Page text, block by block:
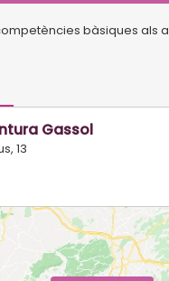
bàsiques als
Gassol
13